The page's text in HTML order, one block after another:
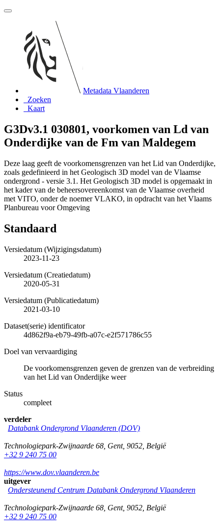
Metadata Vlaanderen
Zoeken
Kaart
G3Dv3.1 030801, voorkomen van Ld van
Onderdijke van de Fm van Maldegem
Deze laag geeft de voorkomensgrenzen van het Lid van Onderdijke,
zoals gedefinieerd in het Geologisch 3D model van de Vlaamse
ondergrond - versie 3.1. Het Geologisch 3D model is opgemaakt in
het kader van de beheersovereenkomst van de Vlaamse overheid
met VITO, onder de noemer VLAKO, in opdracht van het Vlaams
Planbureau voor Omgeving
Standaard
Versiedatum (Wijzigingsdatum)
2023-11-23
Versiedatum (Creatiedatum)
2020-05-31
Versiedatum (Publicatiedatum)
2021-03-10
Dataset(serie) identificator
4d862f9a-eb79-49fb-a07c-e2f571786c55
Doel van vervaardiging
De voorkomensgrenzen geven de grenzen van de verbreiding
van het Lid van Onderdijke weer
Status
compleet
verdeler
Databank Ondergrond Vlaanderen (DOV)
Technologiepark-Zwijnaarde 68 Gent, 9052 België
+32 9 240 75 00
https://www.dov.vlaanderen.be
uitgever
Ondersteunend Centrum Databank Ondergrond Vlaanderen
Technologiepark-Zwijnaarde 68 Gent, 9052 België
+32 9 240 75 00